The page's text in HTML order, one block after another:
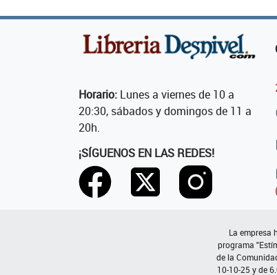
Horario: Lunes a viernes de 10 a
20:30, sábados y domingos de 11 a
20h.
¡SÍGUENOS EN LAS REDES!
La empresa
programa
de la
10-10-25 y de